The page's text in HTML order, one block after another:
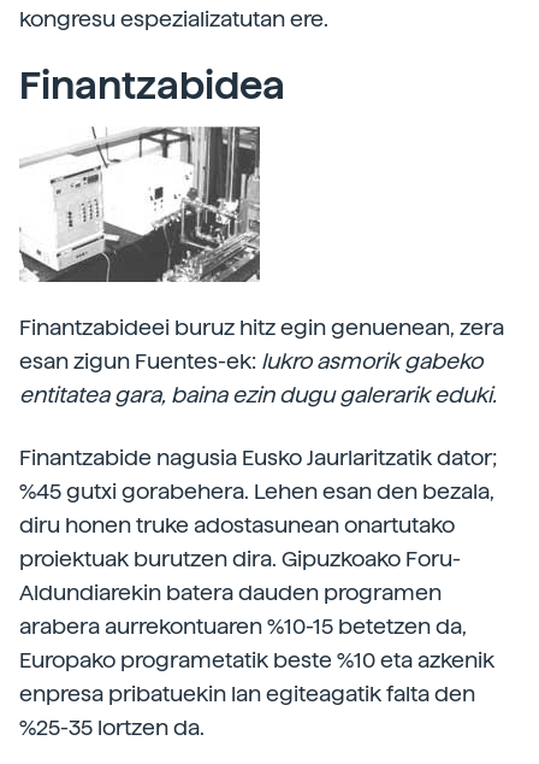
kongresu espezializatutan ere.
Finantzabidea
Finantzabideei buruz hitz egin genuenean, zera
esan zigun Fuentes-ek: lukro asmorik gabeko
entitatea gara, baina ezin dugu galerarik eduki.
Finantzabide nagusia Eusko Jaurlaritzatik dator;
%45 gutxi gorabehera. Lehen esan den bezala,
diru honen truke adostasunean onartutako
proiektuak burutzen dira. Gipuzkoako Foru-
Aldundiarekin batera dauden programen
arabera aurrekontuaren %10-15 betetzen da,
Europako programetatik beste %10 eta azkenik
enpresa pribatuekin lan egiteagatik falta den
%25-35 lortzen da.